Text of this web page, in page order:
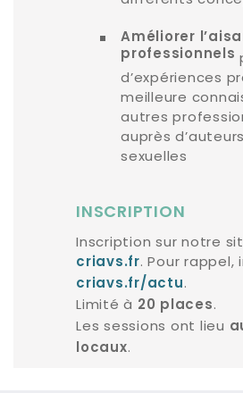
Améliorer
professionnels
d’expériences
meilleure
autres
auprès
sexuelles
INSCRIPTION
Inscription sur notre
criavs.fr. Pour rappel,
criavs.fr/actu .
Limité à 20 places .
Les sessions ont lieu
locaux.